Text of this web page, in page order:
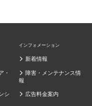
・
シ
インフォメーション
新着情報
障害・メンテナンス情
報
広告料金案内